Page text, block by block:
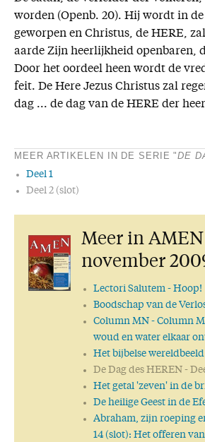
worden (Openb. 20). Hij wordt in
geworpen en Christus, de HERE,
aarde Zijn heerlijkheid openbaren,
Door het oordeel heen wordt de
feit. De Here Jezus Christus zal
dag ... de dag van de HERE der
MEER ARTIKELEN IN DE SERIE "DE
Deel 1
Deel 2 (slot)
Meer in AMEN
november
Lectori Salutem- Hoop!
Boodschap van de
Column MN- Column
woud en water elkaar
Het bijbelse
De Dag des HEREN-
Het getal 'zeven' in de
De heilige Geest in de
Abraham, zijn roeping
14 (slot): Het offeren